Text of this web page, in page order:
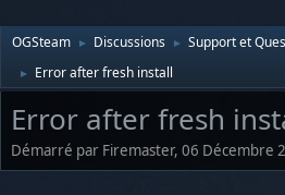
OGSteam ► Discussions ► Support et
► Error after fresh install
Error after fresh
Démarré par Firemaster, 06 Décembre